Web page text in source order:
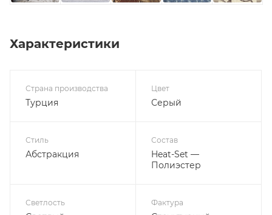
Характеристики
Страна производства
Турция
Цвет
Серый
Стиль
Абстракция
Состав
Heat-Set —
Полиэстер
Светлость Фактура